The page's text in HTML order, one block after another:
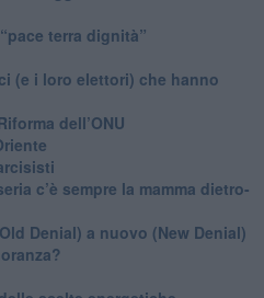
terra dignità”
(e i loro elettori) che hanno
dell’ONU
c’è sempre la mamma dietro-
Denial) a nuovo (New Denial)